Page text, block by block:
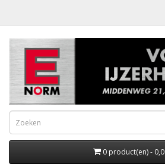
0 product(en) -